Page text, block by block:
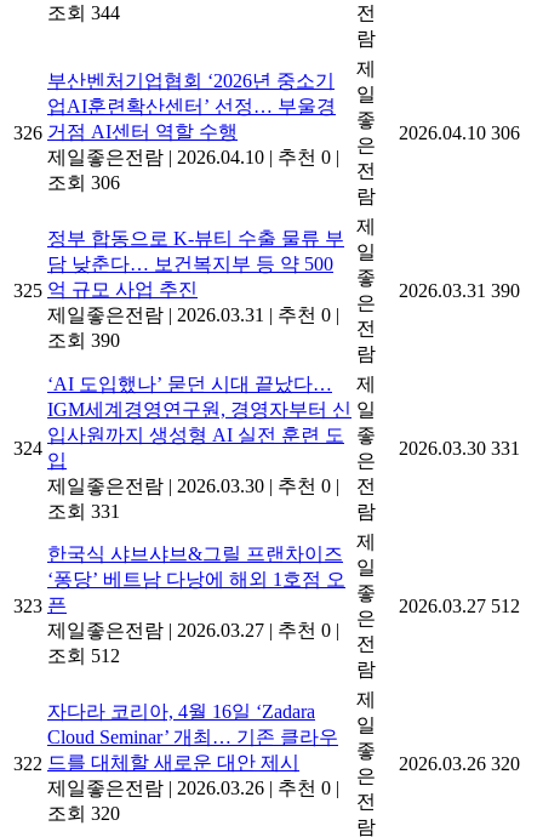
조회 344
전
람
326
부산벤처기업협회 ‘2026년 중소기
업AI훈련확산센터’ 선정… 부울경
거점 AI센터 역할 수행
제일좋은전람 | 2026.04.10 | 추천 0 |
조회 306
제
일
좋
은
전
람
2026.04.10 306
325
정부 합동으로 K-뷰티 수출 물류 부
담 낮춘다… 보건복지부 등 약 500
억 규모 사업 추진
제일좋은전람 | 2026.03.31 | 추천 0 |
조회 390
제
일
좋
은
전
람
2026.03.31 390
324
‘AI 도입했나’ 묻던 시대 끝났다…
IGM세계경영연구원, 경영자부터 신
입사원까지 생성형 AI 실전 훈련 도
입
제일좋은전람 | 2026.03.30 | 추천 0 |
조회 331
제
일
좋
은
전
람
2026.03.30 331
323
한국식 샤브샤브&그릴 프랜차이즈
‘퐁당’ 베트남 다낭에 해외 1호점 오
픈
제일좋은전람 | 2026.03.27 | 추천 0 |
조회 512
제
일
좋
은
전
람
2026.03.27 512
322
자다라 코리아, 4월 16일 ‘Zadara
Cloud Seminar’ 개최… 기존 클라우
드를 대체할 새로운 대안 제시
제일좋은전람 | 2026.03.26 | 추천 0 |
조회 320
제
일
좋
은
전
람
2026.03.26 320